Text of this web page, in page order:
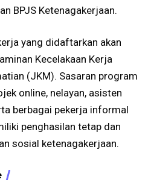
BPJS Ketenagakerjaan.
yang didaftarkan akan
Kecelakaan Kerja
(JKM). Sasaran program
online, nelayan, asisten
berbagai pekerja informal
penghasilan tetap dan
sosial ketenagakerjaan.